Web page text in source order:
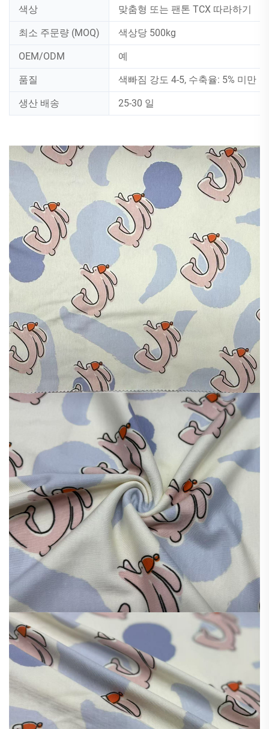
색상 맞춤형 또는 팬톤 TCX 따라하기
최소 주문량 (MOQ) 색상당 500kg
OEM/ODM 예
품질 색빠짐 강도 4-5, 수축율: 5% 미만
생산 배송 25-30 일